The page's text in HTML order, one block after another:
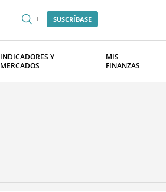
SUSCRÍBASE
INDICADORES Y
MERCADOS
MIS
FINANZAS